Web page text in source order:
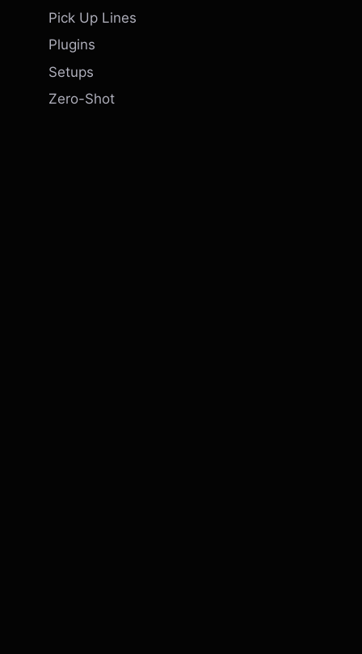
Pick Up Lines
Plugins
Setups
Zero-Shot